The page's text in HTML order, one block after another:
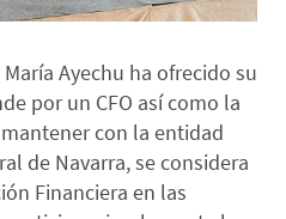
Ayechu ha ofrecido su
por un CFO así como la
con la entidad
de Navarra, se considera
Financiera en las